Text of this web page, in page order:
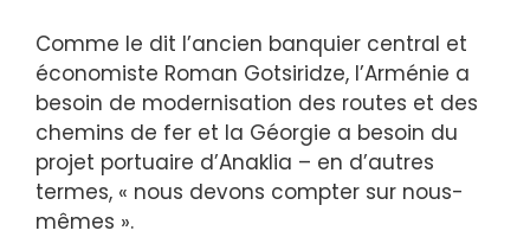
Comme le dit l’ancien banquier central et
économiste Roman Gotsiridze, l’Arménie a
besoin de modernisation des routes et des
chemins de fer et la Géorgie a besoin du
projet portuaire d’Anaklia – en d’autres
termes, « nous devons compter sur nous-
mêmes ».